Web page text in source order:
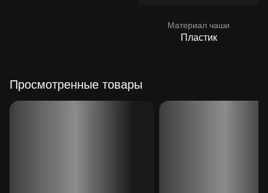
Материал чаши
Пластик
Просмотренные товары